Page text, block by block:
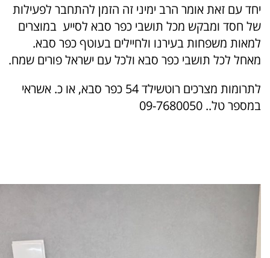
יחד עם זאת אומר הרב ימיני זה הזמן להתחבר לפעילות
של חסד ומבקש מכל תושבי כפר סבא לסייע במוצרים
למאות משפחות בעירנו ולחיילים בעוטף כפר סבא.
מאחל לכל תושבי כפר סבא ולכל עם ישראל פורים שמח.
לתרומות מצרכים רוטשילד 54 כפר סבא, או כ. אשראי
במספר טל.. 09-7680050